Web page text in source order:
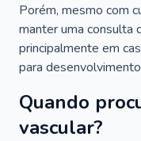
Porém, mesmo com
manter uma consulta
principalmente em
para
Quando
vascular?